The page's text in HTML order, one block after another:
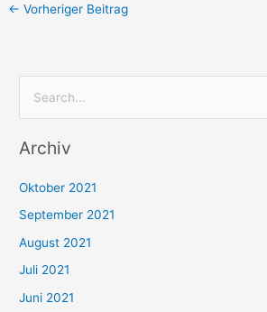
← Vorheriger Beitrag
c
n
n
a
c
Archiv
Oktober 2021
September 2021
August 2021
Juli 2021
Juni 2021